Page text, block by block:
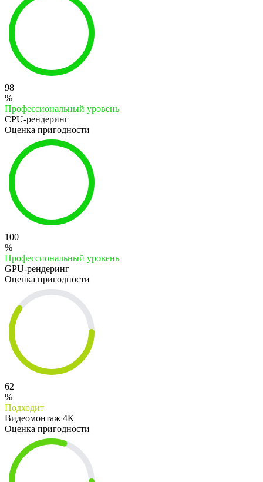
98
%
Профессиональный уровень
CPU-рендеринг
Оценка пригодности
100
%
Профессиональный уровень
GPU-рендеринг
Оценка пригодности
62
%
Подходит
Видеомонтаж 4K
Оценка пригодности